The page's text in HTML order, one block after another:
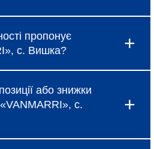
від вибраного типу
спеціальних
дізнатися під час
пропонує
с. Вишка?
прибирання та
Крім того, в Садиба
доступні додаткові
бар, спа-салон, фітнес-
або знижки
с.